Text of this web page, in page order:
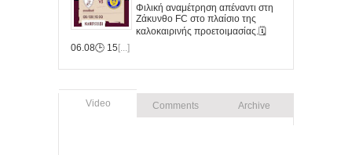
Φιλική αναμέτρηση απέναντι στη
Ζάκυνθο FC στο πλαίσιο της
καλοκαιρινής προετοιμασίας.🗓️
06.08🕒 15 [...]
Video Comments Archive